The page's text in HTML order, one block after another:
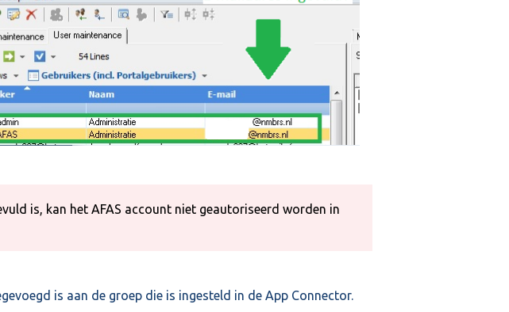
is, kan het AFAS account niet geautoriseerd worden in
is aan de groep die is ingesteld in de App Connector.